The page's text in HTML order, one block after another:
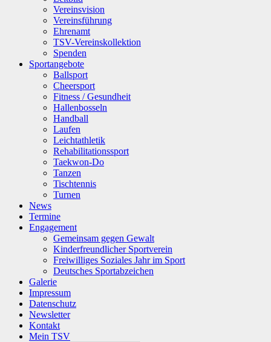
Vereinsvision
Vereinsführung
Ehrenamt
TSV-Vereinskollektion
Spenden
Sportangebote
Ballsport
Cheersport
Fitness / Gesundheit
Hallenbosseln
Handball
Laufen
Leichtathletik
Rehabilitationssport
Taekwon-Do
Tanzen
Tischtennis
Turnen
News
Termine
Engagement
Gemeinsam gegen Gewalt
Kinderfreundlicher Sportverein
Freiwilliges Soziales Jahr im Sport
Deutsches Sportabzeichen
Galerie
Impressum
Datenschutz
Newsletter
Kontakt
Mein TSV